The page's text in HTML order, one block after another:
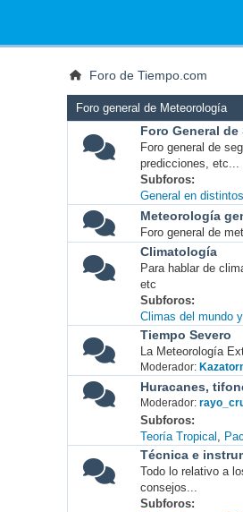
Foro de Tiempo.com
Foro general de Meteorología
Foro General
Foro general de
predicciones, etc...
Subforos
General en
Meteorología
Foro general de
Climatología
Para hablar de
etc
Subforos
Climas del mundo
Tiempo Severo
La Meteorología
Moderador:
Huracanes,
Moderador:
Subforos
Teoría Tropical
Técnica e
Todo lo relativo a
consejos...
Subforos